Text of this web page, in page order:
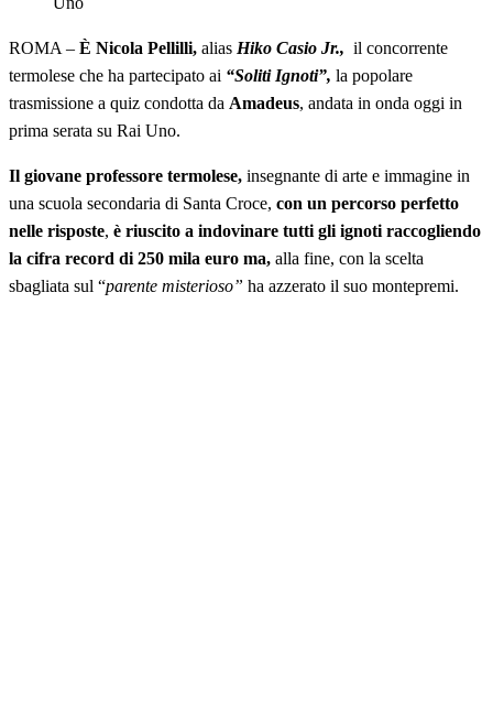
ROMA – È Nicola Pellilli, alias Hiko Casio Jr., il concorrente
termolese che ha partecipato ai “Soliti Ignoti”, la popolare
trasmissione a quiz condotta da Amadeus, andata in onda oggi in
prima serata su Rai Uno.
Il giovane professore termolese, insegnante di arte e immagine in
una scuola secondaria di Santa Croce, con un percorso perfetto
nelle risposte, è riuscito a indovinare tutti gli ignoti raccogliendo
la cifra record di 250 mila euro ma, alla fine, con la scelta
sbagliata sul “parente misterioso” ha azzerato il suo montepremi.